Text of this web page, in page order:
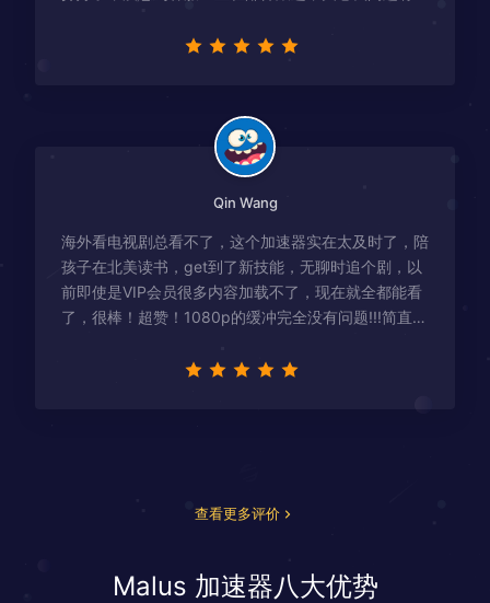
Qin Wang
海外看电视剧总看不了，这个加速器实在太及时了，陪
孩子在北美读书，get到了新技能，无聊时追个剧，以
前即使是VIP会员很多内容加载不了，现在就全都能看
了，很棒！超赞！1080p的缓冲完全没有问题!!!简直救
查看更多评价
Malus 加速器八大优势